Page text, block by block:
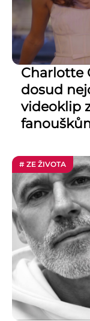
Charlotte
dosud
videoklip
# ZE ŽIVOTA